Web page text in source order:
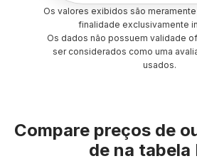
Os valores exibidos são
finalidade exclusivamente
Os dados não possuem validade
ser considerados como uma
usados.
Compare preços de
de na tabela